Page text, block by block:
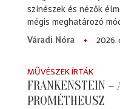
színészek és nézők
mégis meghatározó
Váradi Nóra
2026.
MŰVÉSZEK ÍRTÁK
FRANKENSTEIN –
PROMÉTHEUSZ